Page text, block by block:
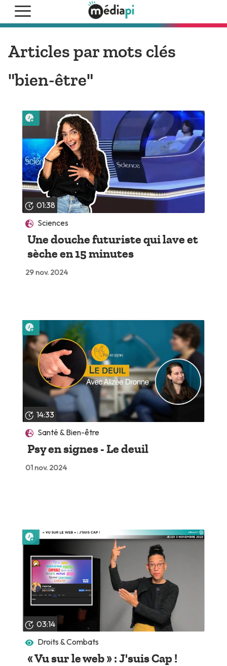
Articles par mots clés
"bien-être"
01:38
Sciences
Une douche futuriste qui lave et
sèche en 15 minutes
29 nov. 2024
Lire plus tard
14:33
Santé & Bien-être
Psy en signes - Le deuil
01 nov. 2024
Lire plus tard
03:14
Droits & Combats
« Vu sur le web » : J'suis Cap !
Lire plus tard